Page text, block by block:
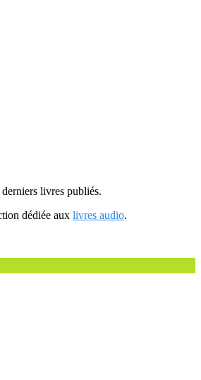
livres publiés.
dédiée aux livres audio.